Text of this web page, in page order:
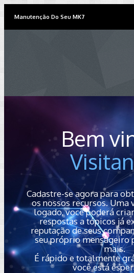
Manutenção Do Seu MK7
Bem
Cadastre-se agora para
os nossos recursos. Uma
logado, você poderá
respostas a tópicos já
reputação de seus
seu próprio mensageiro
mais.
É rápido e totalmente
você está